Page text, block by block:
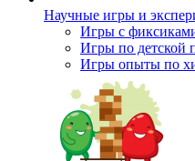
Научные игры и
Игры с
Игры по детской
Игры опыты по